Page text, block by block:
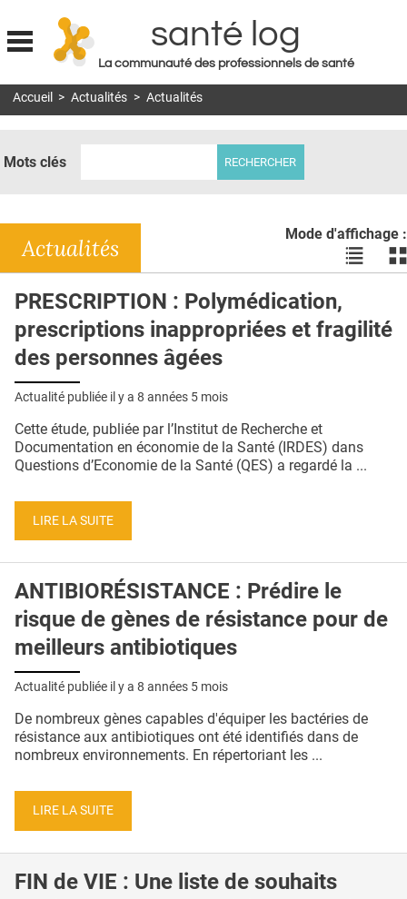
Jump to navigation
santé log
La communauté des professionnels de santé
MON COMPTE
DOSSIERS
RÉSEAUX
E-REVUE SAD
THÉMA
L'APP
PUBLICITÉ
CONTACT
Accueil > Actualités > Actualités
Mots clés
Mode d'affichage :
Voir
les
liste
les
Actualités
PRESCRIPTION : Polymédication,
prescriptions inappropriées et fragilité
des personnes âgées
Actualité publiée il y a 8 années 5 mois
Cette étude, publiée par l’Institut de Recherche et
Documentation en économie de la Santé (IRDES) dans
Questions d’Economie de la Santé (QES) a regardé la ...
LIRE LA SUITE
ANTIBIORÉSISTANCE : Prédire le
risque de gènes de résistance pour de
meilleurs antibiotiques
Actualité publiée il y a 8 années 5 mois
De nombreux gènes capables d'équiper les bactéries de
résistance aux antibiotiques ont été identifiés dans de
nombreux environnements. En répertoriant les ...
LIRE LA SUITE
FIN de VIE : Une liste de souhaits